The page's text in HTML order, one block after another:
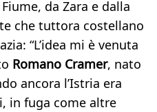
da Zara e dalla
che tuttora costellano
“L’idea mi è venuta
Romano Cramer, nato
ancora l’Istria era
in fuga come altre